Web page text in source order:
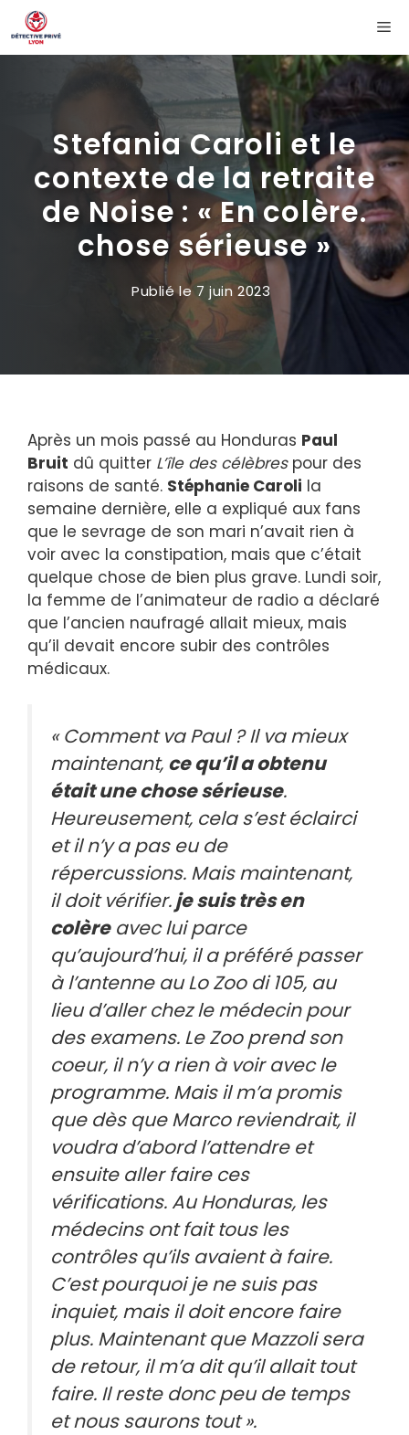
Aller
au
contenu
Stefania Caroli et le
contexte de la retraite
de Noise : « En colère.
chose sérieuse »
Publié le7 juin 2023
Après un mois passé au Honduras Paul
Bruit dû quitter L’île des célèbrespour des
raisons de santé. Stéphanie Caroli la
semaine dernière, elle a expliqué aux fans
que le sevrage de son mari n’avait rien à
voir avec la constipation, mais que c’était
quelque chose de bien plus grave. Lundi soir,
la femme de l’animateur de radio a déclaré
que l’ancien naufragé allait mieux, mais
qu’il devait encore subir des contrôles
médicaux.
« Comment va Paul ? Il va mieux
maintenant, ce qu’il a obtenu
était une chose sérieuse.
Heureusement, cela s’est éclairci
et il n’y a pas eu de
répercussions. Mais maintenant,
il doit vérifier.je suis très en
colèreavec lui parce
qu’aujourd’hui, il a préféré passer
à l’antenne au Lo Zoo di 105, au
lieu d’aller chez le médecin pour
des examens. Le Zoo prend son
coeur, il n’y a rien à voir avec le
programme. Mais il m’a promis
que dès que Marco reviendrait, il
voudra d’abord l’attendre et
ensuite aller faire ces
vérifications. Au Honduras, les
médecins ont fait tous les
contrôles qu’ils avaient à faire.
C’est pourquoi je ne suis pas
inquiet, mais il doit encore faire
plus. Maintenant que Mazzoli sera
de retour, il m’a dit qu’il allait tout
faire. Il reste donc peu de temps
et nous saurons tout ».